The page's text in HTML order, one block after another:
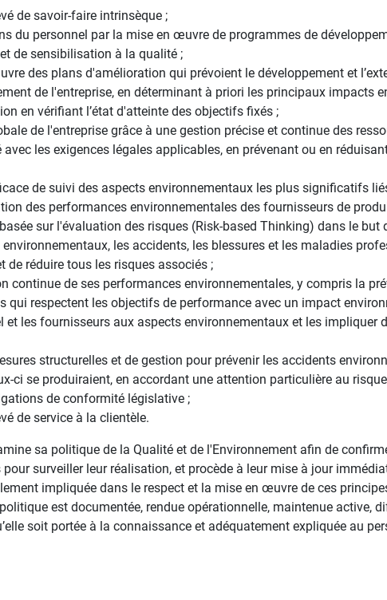
de savoir-faire intrinsèque ;
du personnel par la mise en œuvre de programmes de
de sensibilisation à la qualité ;
des plans d'amélioration qui prévoient le développement et
de l'entreprise, en déterminant à priori les principaux impacts
en vérifiant l’état d'atteinte des objectifs fixés ;
de l'entreprise grâce à une gestion précise et continue des
les exigences légales applicables, en prévenant ou en
de suivi des aspects environnementaux les plus significatifs
des performances environnementales des fournisseurs de
sur l'évaluation des risques (Risk-based Thinking) dans le but
les accidents, les blessures et les maladies
de réduire tous les risques associés ;
continue de ses performances environnementales, y compris la
qui respectent les objectifs de performance avec un impact
et les fournisseurs aux aspects environnementaux et les impliquer
structurelles et de gestion pour prévenir les accidents
ci se produiraient, en accordant une attention particulière au
de conformité législative ;
de service à la clientèle.
sa politique de la Qualité et de l'Environnement afin de
surveiller leur réalisation, et procède à leur mise à jour
impliquée dans le respect et la mise en œuvre de ces
est documentée, rendue opérationnelle, maintenue active,
soit portée à la connaissance et adéquatement expliquée au